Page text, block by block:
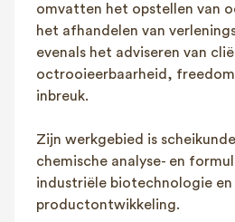
omvatten het opstellen van
het afhandelen van
evenals het adviseren van
octrooieerbaarheid,
inbreuk.
Zijn werkgebied is
chemische analyse- en
industriële biotechnologie en
productontwikkeling.